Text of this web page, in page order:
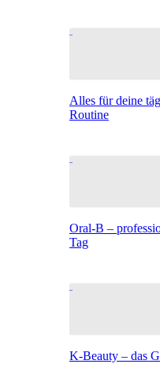
Alles für deine
Routine
Oral-B –
Tag
K-Beauty – das